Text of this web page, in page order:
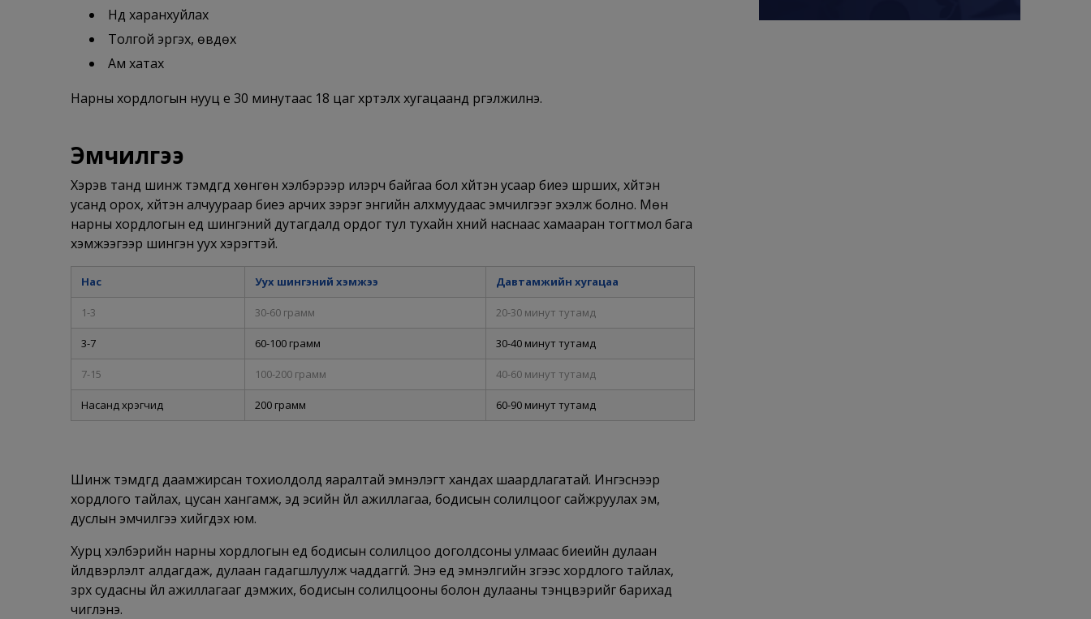
Нүд харанхуйлах
Толгой эргэх, өвдөх
Ам хатах
Нарны хордлогын нууц үе 30 минутаас 18 цаг хүртэлх хугацаанд үргэлжилнэ.
Эмчилгээ
Хэрэв танд шинж тэмдгүүд хөнгөн хэлбэрээр илэрч байгаа бол хүйтэн усаар биеэ шүрших, хүйтэн
усанд орох, хүйтэн алчуураар биеэ арчих зэрэг энгийн алхмуудаас эмчилгээг эхэлж болно. Мөн
нарны хордлогын үед шингэний дутагдалд ордог тул тухайн хүний наснаас хамааран тогтмол бага
хэмжээгээр шингэн уух хэрэгтэй.
Нас Уух шингэний хэмжээ Давтамжийн хугацаа
1-3 30-60 грамм 20-30 минут тутамд
3-7 60-100 грамм 30-40 минут тутамд
7-15 100-200 грамм 40-60 минут тутамд
Насанд хүрэгчид 200 грамм 60-90 минут тутамд
Шинж тэмдгүүд даамжирсан тохиолдолд яаралтай эмнэлэгт хандах шаардлагатай. Ингэснээр
хордлого тайлах, цусан хангамж, эд эсийн үйл ажиллагаа, бодисын солилцоог сайжруулах эм,
дуслын эмчилгээ хийгдэх юм.
Хурц хэлбэрийн нарны хордлогын үед бодисын солилцоо доголдсоны улмаас биеийн дулаан
үйлдвэрлэлт алдагдаж, дулаан гадагшлуулж чаддаггүй. Энэ үед эмнэлгийн зүгээс хордлого тайлах,
зүрх судасны үйл ажиллагааг дэмжих, бодисын солилцооны болон дулааны тэнцвэрийг барихад
чиглэнэ.